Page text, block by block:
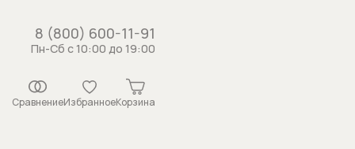
8 (800) 600-11-91
Пн-Сб с 10:00 до 19:00
СравнениеИзбранноеКорзина